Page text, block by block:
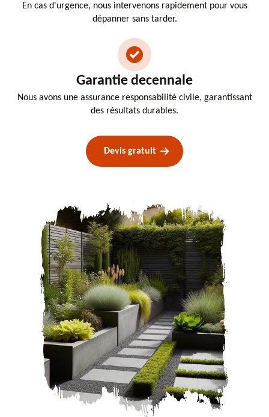
En cas d'urgence, nous intervenons rapidement pour vous
dépanner sans tarder.
Garantie decennale
Nous avons une assurance responsabilité civile, garantissant
des résultats durables.
Devis gratuit